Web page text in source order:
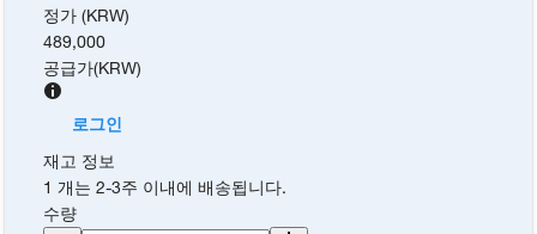
정가 (KRW)
489,000
공급가(KRW)
로그인
재고 정보
1 개는 2-3주 이내에 배송됩니다.
수량